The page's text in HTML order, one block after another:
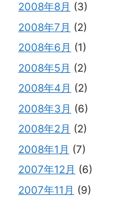
2008年8月 (3)
2008年7月 (2)
2008年6月 (1)
2008年5月 (2)
2008年4月 (2)
2008年3月 (6)
2008年2月 (2)
2008年1月 (7)
2007年12月 (6)
2007年11月 (9)